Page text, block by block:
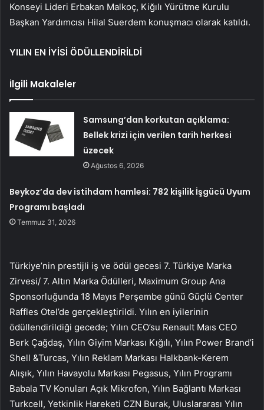
Konseyi Lideri Erbakan Malkoç, Kiğılı Yürütme Kurulu
Başkan Yardımcısı Hilal Suerdem konuşmacı olarak katıldı.
YILIN EN İYİSİ ÖDÜLLENDİRİLDİ
İlgili Makaleler
Samsung’dan korkutan açıklama:
Bellek krizi için verilen tarih herkesi
üzecek
Ağustos 6, 2026
Beykoz’da dev istihdam hamlesi: 782 kişilik İşgücü Uyum
Programı başladı
Temmuz 31, 2026
Türkiye’nin prestijli iş ve ödül gecesi 7. Türkiye Marka
Zirvesi/ 7. Altın Marka Ödülleri, Maximum Group Ana
Sponsorluğunda 18 Mayıs Perşembe günü Güçlü Center
Raffles Otel’de gerçekleştirildi. Yılın en iyilerinin
ödüllendirildiği gecede; Yılın CEO’su Renault Maıs CEO
Berk Çağdaş, Yılın Giyim Markası Kığılı, Yılın Power Brand’i
Shell &Turcas, Yılın Reklam Markası Halkbank-Kerem
Alışık, Yılın Havayolu Markası Pegasus, Yılın Programı
Babala TV Konuları Açık Mikrofon, Yılın Bağlantı Markası
Turkcell, Yetkinlik Hareketi CZN Burak, Uluslararası Yılın